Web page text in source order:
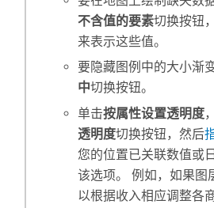
不含值的要素切换按钮
来表示这些值。
要隐藏图例中的大小渐
中切换按钮。
单击按属性设置透明度
透明度切换按钮，然后
您的位置已关联数值或
该选项。 例如，如果图
以根据收入相应调整各